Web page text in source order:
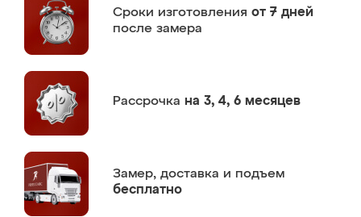
Сроки изготовления от 7 дней
после замера
Рассрочка на 3, 4, 6 месяцев
Замер, доставка и подъем
бесплатно